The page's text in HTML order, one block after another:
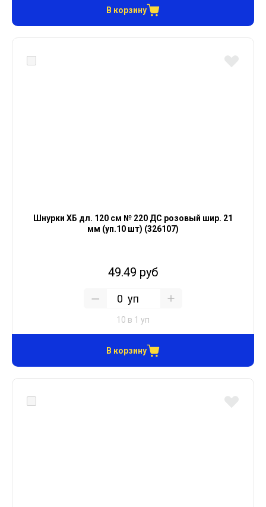
В корзину
Шнурки ХБ дл. 120 см № 220 ДС розовый шир. 21
мм (уп.10 шт) (326107)
49.49 руб
уп
10 в 1 уп
В корзину